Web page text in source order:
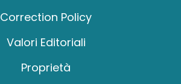
Correction Policy
Valori Editoriali
Proprietà